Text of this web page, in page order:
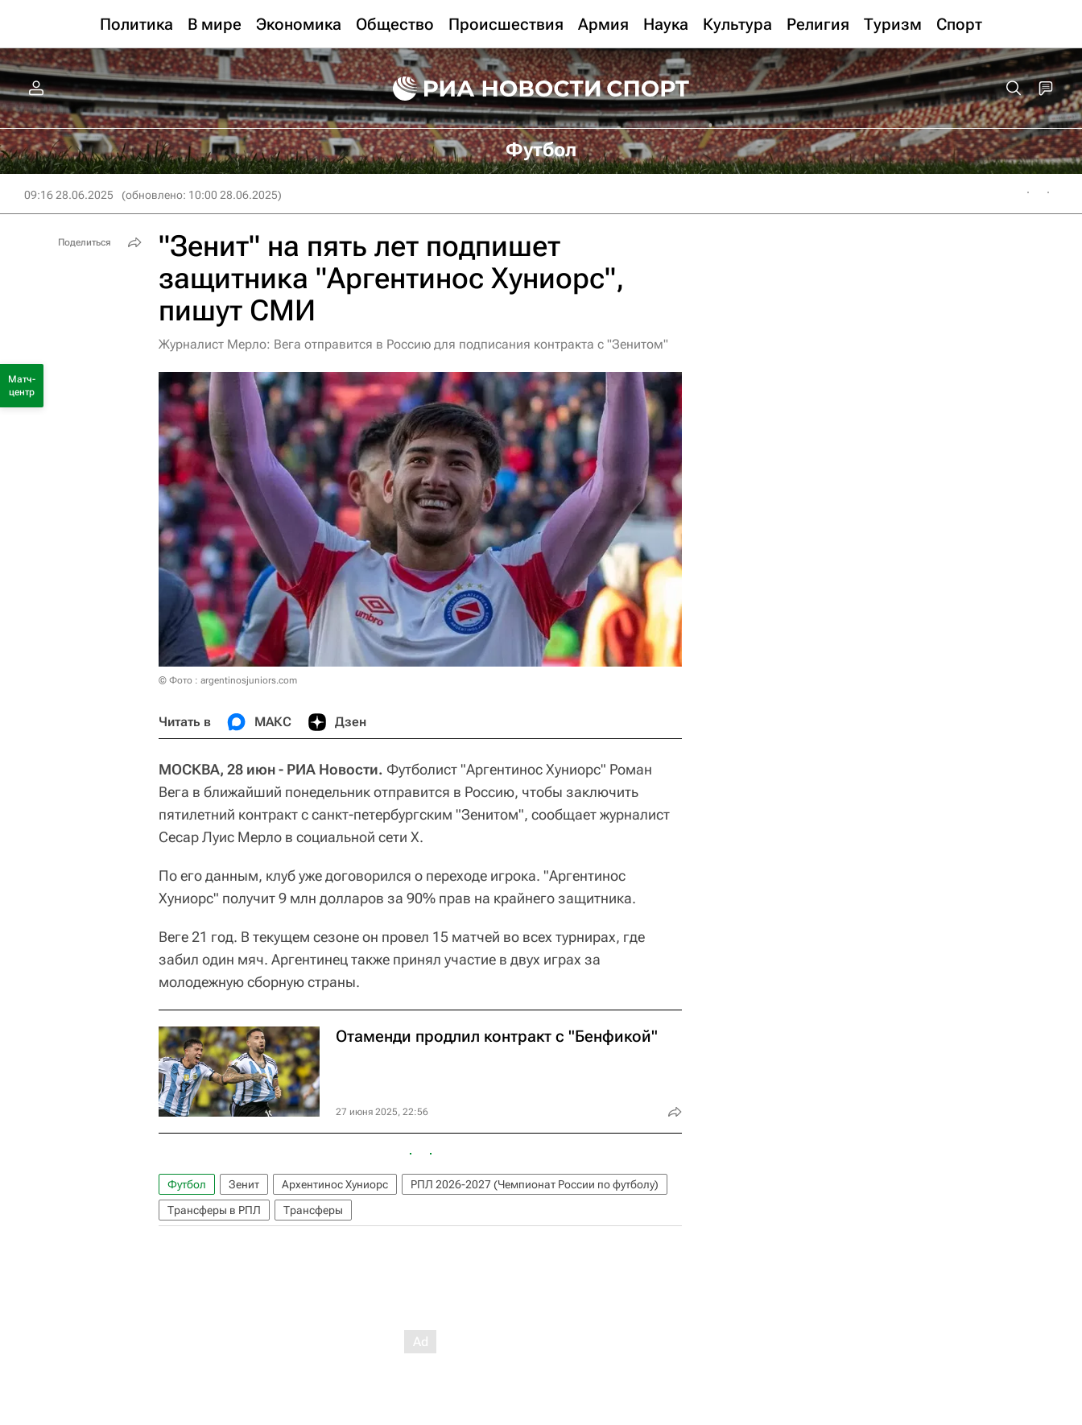
Политика В мире Экономика Общество Происшествия Армия Наука Культура Религия Туризм Спорт
Футбол
09:16 28.06.2025 (обновлено: 10:00 28.06.2025)
"Зенит" на пять лет подпишет
защитника "Аргентинос Хуниорс",
пишут СМИ
Журналист Мерло: Вега отправится в Россию для подписания контракта с "Зенитом"
© Фото : argentinosjuniors.com
Читать в МАКС Дзен
МОСКВА, 28 июн - РИА Новости. Футболист "Аргентинос Хуниорс" Роман
Вега в ближайший понедельник отправится в Россию, чтобы заключить
пятилетний контракт с санкт-петербургским "Зенитом", сообщает журналист
Сесар Луис Мерло в социальной сети X.
По его данным, клуб уже договорился о переходе игрока. "Аргентинос
Хуниорс" получит 9 млн долларов за 90% прав на крайнего защитника.
Веге 21 год. В текущем сезоне он провел 15 матчей во всех турнирах, где
забил один мяч. Аргентинец также принял участие в двух играх за
молодежную сборную страны.
Отаменди продлил контракт с "Бенфикой"
27 июня 2025, 22:56
Футбол Зенит Архентинос Хуниорс
РПЛ 2026-2027 (Чемпионат России по футболу)
Трансферы в РПЛ
Трансферы
Поделиться
Матч-
центр